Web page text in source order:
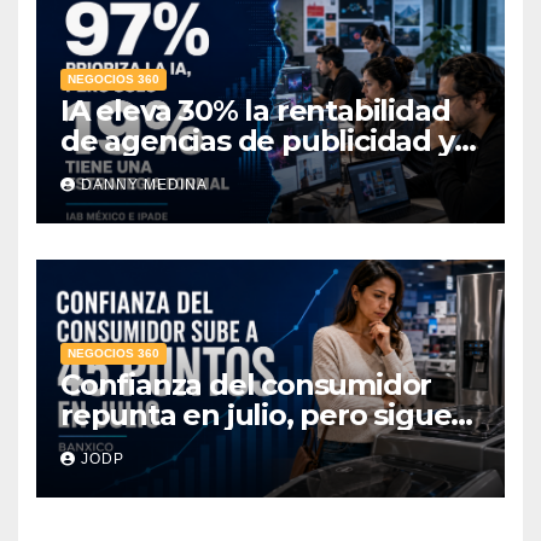
NEGOCIOS 360
IA eleva 30% la rentabilidad
de agencias de publicidad y
pone en jaque el cobro por
hora: IAB México e IPADE
DANNY MEDINA
NEGOCIOS 360
Confianza del consumidor
repunta en julio, pero sigue
por debajo de 2025: Banxico
JODP